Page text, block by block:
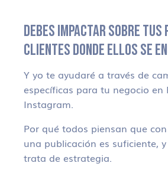
DEBES IMPACTAR SOBRE TUS
CLIENTES DONDE ELLOS SE
Y yo te ayudaré a través de
específicas para tu negocio en
Instagram.
Por qué todos piensan que
una publicación es suficiente,
trata de estrategia.